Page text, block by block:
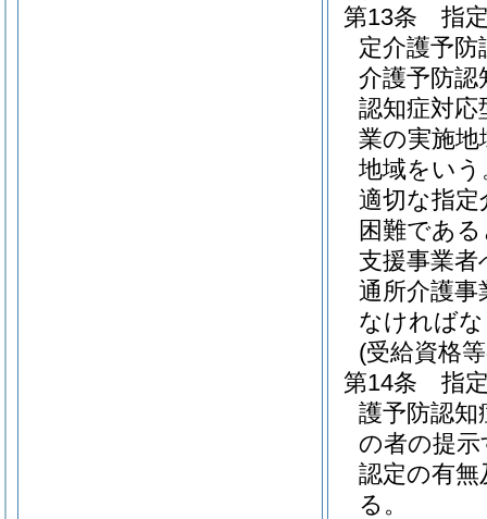
第13条
指
定介護予防
介護予防認
認知症対応
業の実施地
地域をい
適切な指
困難であ
支援事業者
通所介護
なければ
(受給資格
第14条
指
護予防認
の者の提
認定の有
る。